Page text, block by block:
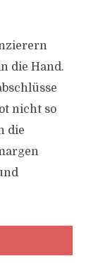
die Hand.
nicht so
die